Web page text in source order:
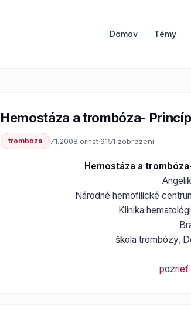
Domov Témy
Hemostáza a trombóza-
tromboza 7.1.2008·ornst·9151 zobrazení
Hemostáza a
Národné hemofilické
Klinika
škola trombózy,
pozrieť